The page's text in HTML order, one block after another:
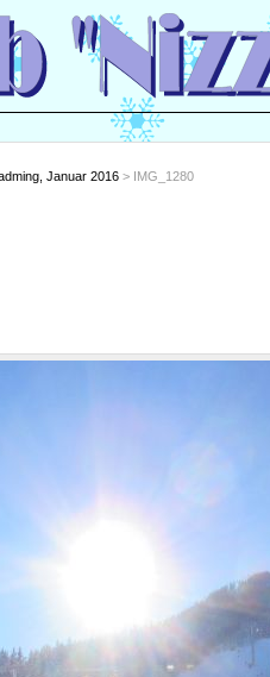
Januar 2016> IMG_1280